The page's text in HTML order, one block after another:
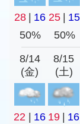
28 16 25 15
50%
50%
8/14
(金)
8/15
(土)
22 16 19 16